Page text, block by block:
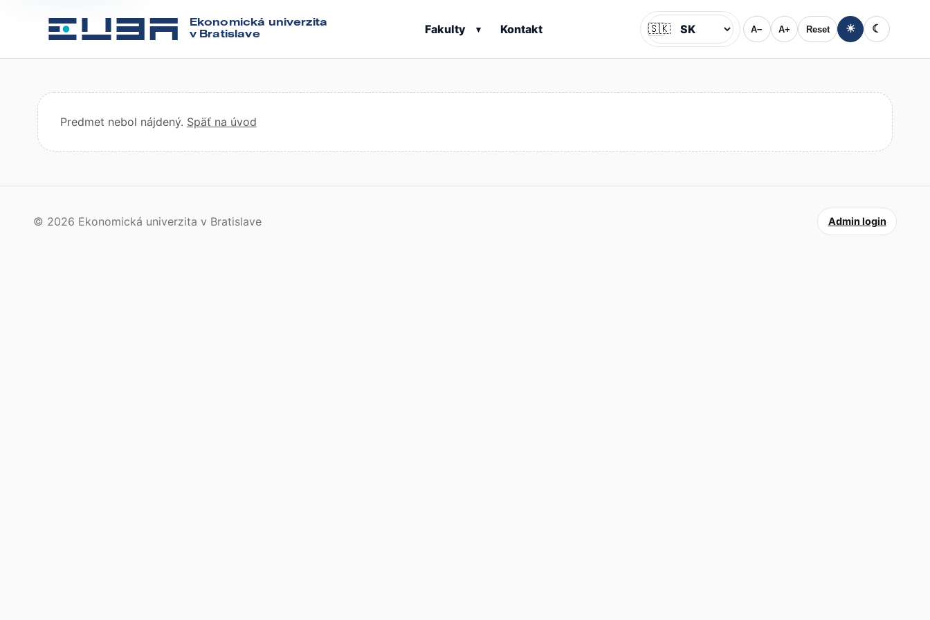
Ekonomická univerzita
v Bratislave
Fakulty ▾ Kontakt Jazyk
🇸🇰 A− A+ Reset ☀ ☾
Predmet nebol nájdený. Späť na úvod
© 2026 Ekonomická univerzita v Bratislave Admin login